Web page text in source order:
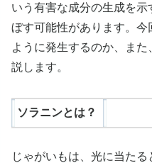
いう有害な成分の生成を
ぼす可能性があります。
ように発生するのか、ま
説します。
ソラニンとは？
じゃがいもは、光に当た